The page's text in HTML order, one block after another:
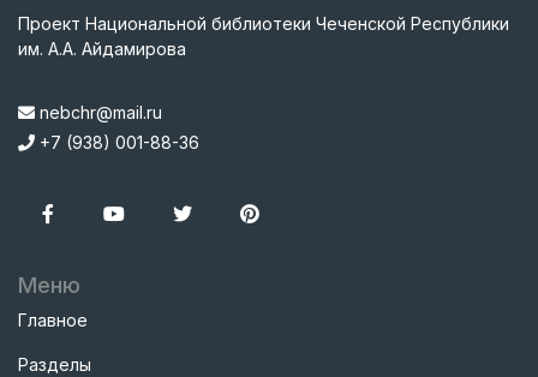
Проект Национальной библиотеки Чеченской Республики
им. А.А. Айдамирова
nebchr@mail.ru
+7 (938) 001-88-36
Меню
Главное
Разделы